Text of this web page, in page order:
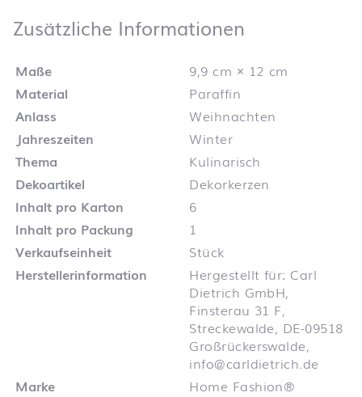
Zusätzliche Informationen
Maße
9,9 cm × 12 cm
Material
Paraffin
Anlass
Weihnachten
Jahreszeiten
Winter
Thema
Kulinarisch
Dekoartikel
Dekorkerzen
Inhalt pro Karton
6
Inhalt pro Packung
1
Verkaufseinheit
Stück
Herstellerinformation
Hergestellt für: Carl
Dietrich GmbH,
Finsterau 31 F,
Streckewalde, DE-09518
Großrückerswalde,
info@carldietrich.de
Marke
Home Fashion®